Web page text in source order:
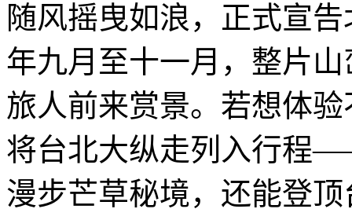
随风摇曳如浪，正式宣
年九月至十一月，整片
旅人前来赏景。若想体
将台北大纵走列入行程
漫步芒草秘境，还能登